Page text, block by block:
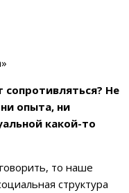
Не
опыта, ни
какой-то
то наше
структура